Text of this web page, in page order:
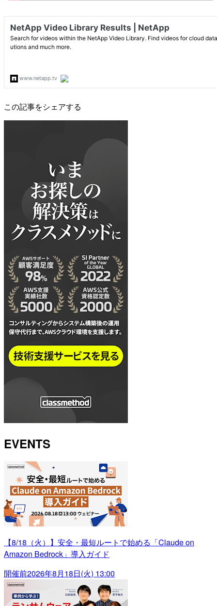
この記事をシェアする
EVENTS
【8/18（火）】安全・最短ルートで始める「Claude on
Amazon Bedrock」導入ガイド
開催前2026年8月18日(火) 13:00